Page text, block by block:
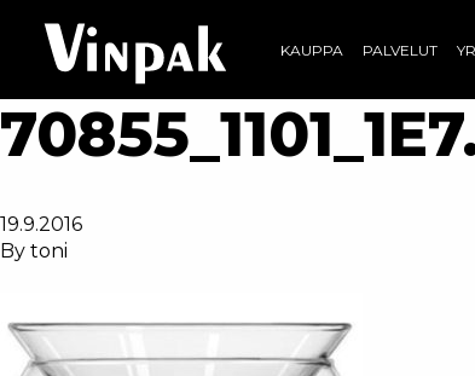
KAUPPA PALVELUT
19.9.2016
By toni